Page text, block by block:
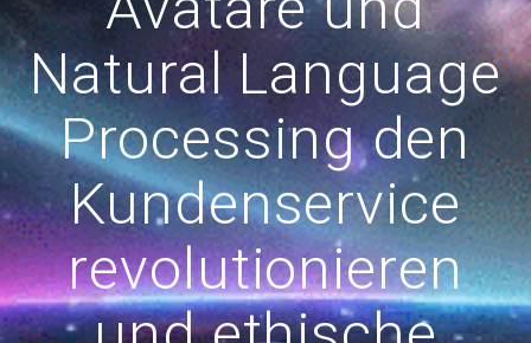
Natural Language
Processing den
Kundenservice
revolutionieren